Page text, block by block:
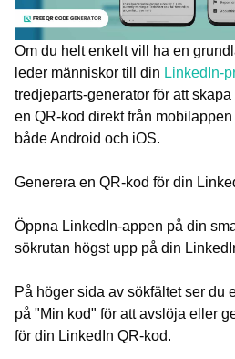
Om du helt enkelt vill ha en
leder människor till din LinkedIn-
tredjeparts-generator för att
en QR-kod direkt från
både Android och iOS.
Generera en QR-kod för din
Öppna LinkedIn-appen på din
sökrutan högst upp på din
På höger sida av sökfältet ser du
på "Min kod" för att avslöja eller
för din LinkedIn QR-kod.